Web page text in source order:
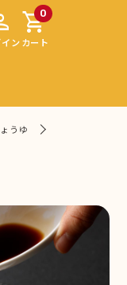
ン
0
shopping_cart
カート
うゆ